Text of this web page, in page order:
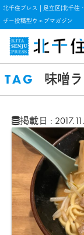
北千住プレス | 足立区(北千住
ザー投稿型ウェブマガジン
TAG 味噌
掲載日 :